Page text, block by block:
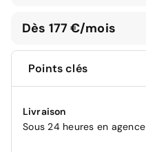
Dès 177 €/mois
Points clés
Livraison
Sous 24 heures en agence